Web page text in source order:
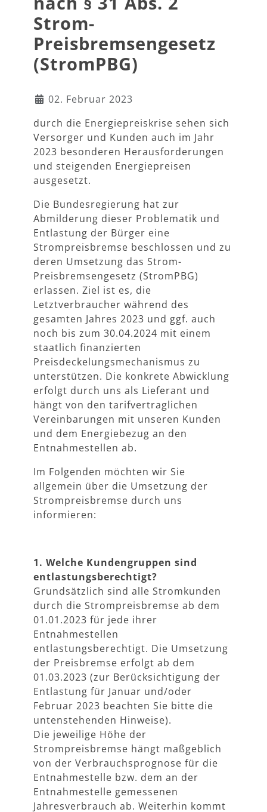
Strom-
Preisbremsengesetz
(StromPBG)
Details
02. Februar 2023
durch die Energiepreiskrise sehen sich
Versorger und Kunden auch im Jahr
2023 besonderen Herausforderungen
und steigenden Energiepreisen
ausgesetzt.
Die Bundesregierung hat zur
Abmilderung dieser Problematik und
Entlastung der Bürger eine
Strompreisbremse beschlossen und zu
deren Umsetzung das Strom-
Preisbremsengesetz (StromPBG)
erlassen. Ziel ist es, die
Letztverbraucher während des
gesamten Jahres 2023 und ggf. auch
noch bis zum 30.04.2024 mit einem
staatlich finanzierten
Preisdeckelungsmechanismus zu
unterstützen. Die konkrete Abwicklung
erfolgt durch uns als Lieferant und
hängt von den tarifvertraglichen
Vereinbarungen mit unseren Kunden
und dem Energiebezug an den
Entnahmestellen ab.
Im Folgenden möchten wir Sie
allgemein über die Umsetzung der
Strompreisbremse durch uns
informieren:
1. Welche Kundengruppen sind
entlastungsberechtigt?
Grundsätzlich sind alle Stromkunden
durch die Strompreisbremse ab dem
01.01.2023 für jede ihrer
Entnahmestellen
entlastungsberechtigt. Die Umsetzung
der Preisbremse erfolgt ab dem
01.03.2023 (zur Berücksichtigung der
Entlastung für Januar und/oder
Februar 2023 beachten Sie bitte die
untenstehenden Hinweise).
Die jeweilige Höhe der
Strompreisbremse hängt maßgeblich
von der Verbrauchsprognose für die
Entnahmestelle bzw. dem an der
Entnahmestelle gemessenen
Jahresverbrauch ab. Weiterhin kommt